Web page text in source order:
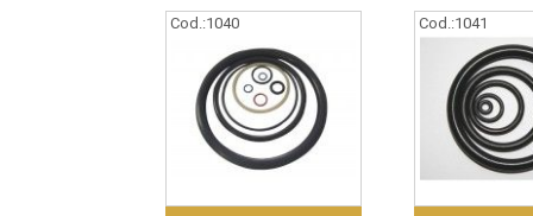
Cod.:1040 Cod.:1041